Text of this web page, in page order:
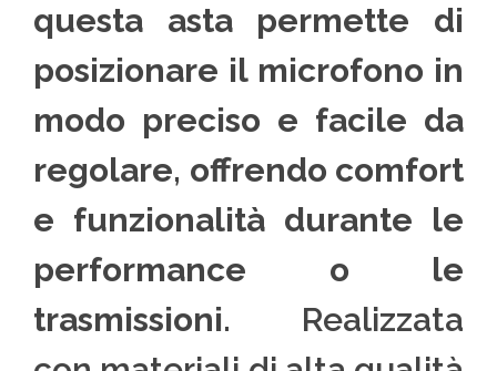
questa asta permette di
posizionare il microfono in
modo preciso e facile da
regolare, offrendo comfort
e funzionalità durante le
performance o le
trasmissioni. Realizzata